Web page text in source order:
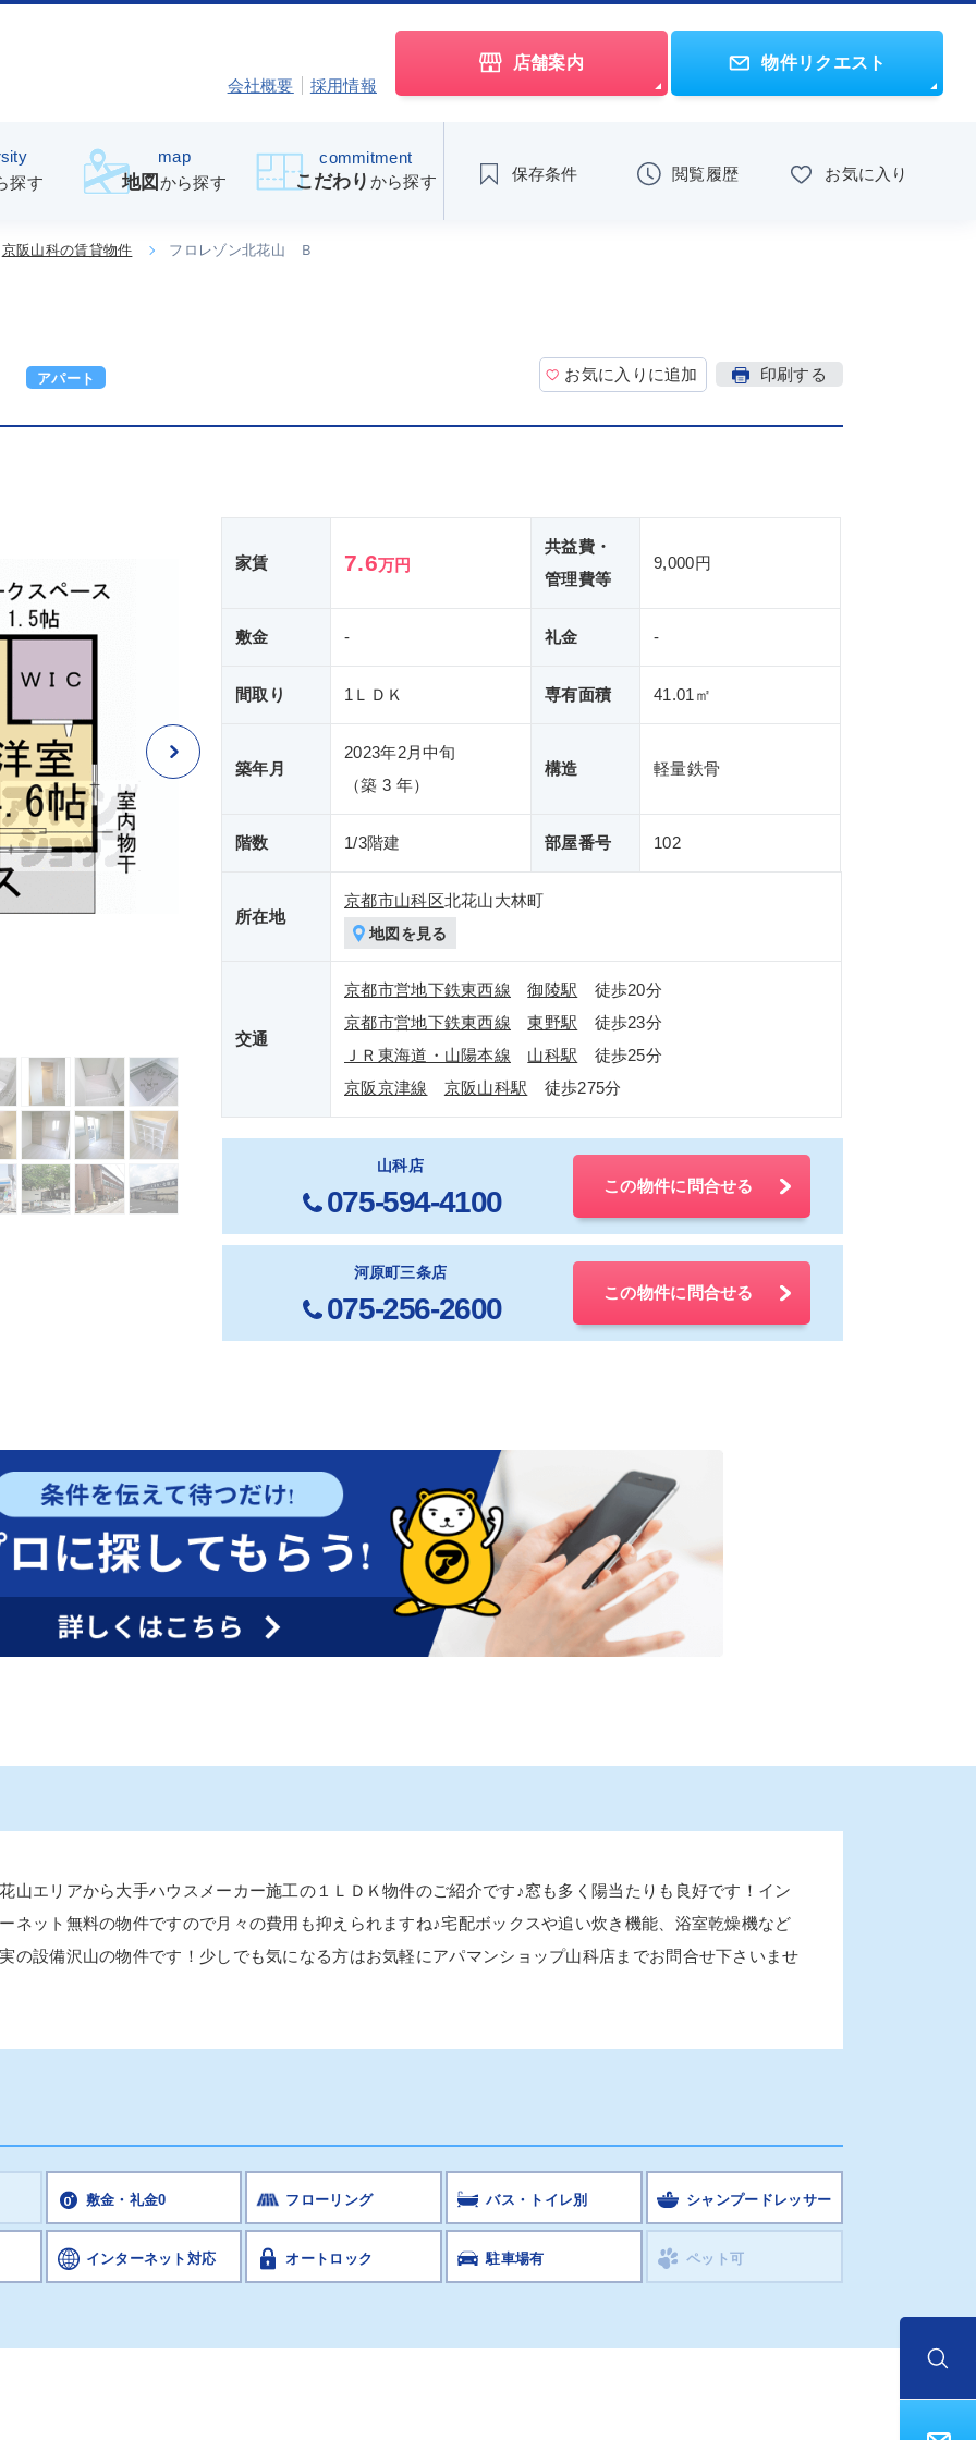
会社概要 採用情報
店舗案内 物件リクエスト
探す
map
地図 から探す
commitment
こだわり から探す 保存条件 閲覧履歴 お気に入り
京阪山科の賃貸物件 フロレゾン北花山 Ｂ
アパート お気に入りに追加 印刷する
家賃 7.6万円
共益費・
管理費等
9,000円
敷金 - 礼金 -
間取り 1ＬＤＫ 専有面積 41.01㎡
築年月
2023年2月中旬
（築 3 年）
構造 軽量鉄骨
階数 1/3階建 部屋番号 102
所在地
京都市山科区北花山大林町
地図を見る
交通
京都市営地下鉄東西線 御陵駅 徒歩20分
京都市営地下鉄東西線
東野駅 徒歩23分
ＪＲ東海道・山陽本線
山科駅 徒歩25分
京阪京津線
京阪山科駅 徒歩275分
山科店
075-594-4100 この物件に問合せる
河原町三条店
075-256-2600 この物件に問合せる
山エリアから大手ハウスメーカー施工の１ＬＤＫ物件のご紹介です♪窓も多く陽当たりも良好です！イン
ネット無料の物件ですので月々の費用も抑えられますね♪宅配ボックスや追い炊き機能、浴室乾燥機など
の設備沢山の物件です！少しでも気になる方はお気軽にアパマンショップ山科店までお問合せ下さいませ
敷金・礼金0 フローリング バス・トイレ別 シャンプードレッサー
インターネット対応 オートロック 駐車場有 ペット可